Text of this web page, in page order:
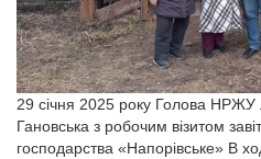
29 січня 2025 року Голова
Гановська з робочим візитом
господарства «Напорівське» В